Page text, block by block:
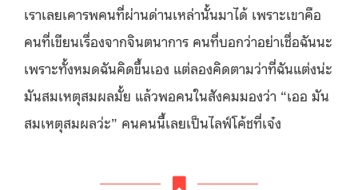
เราเลยเคารพคนที่ผ่านด่านเหล่านั้นมาได้ เพราะเขาคือ
คนที่เขียนเรื่องจากจินตนาการ คนที่บอกว่าอย่าเชื่อฉันนะ
เพราะทั้งหมดฉันคิดขึ้นเอง แต่ลองคิดตามว่าที่ฉันแต่งน่ะ
มันสมเหตุสมผลมั้ย แล้วพอคนในสังคมมองว่า “เออ มัน
สมเหตุสมผลว่ะ” คนคนนี้เลยเป็นไลฟ์โค้ชที่เจ๋ง